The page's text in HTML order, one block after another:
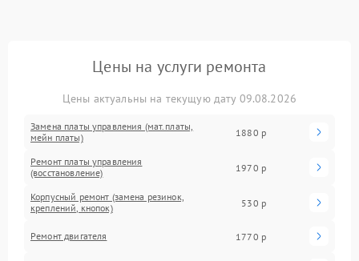
Цены на услуги ремонта
Цены актуальны на текущую дату 09.08.2026
Замена платы управления (мат.платы,
мейн платы)
1880 р
Ремонт платы управления
(восстановление)
1970 р
Корпусный ремонт (замена резинок,
креплений, кнопок)
530 р
Ремонт двигателя 1770 р